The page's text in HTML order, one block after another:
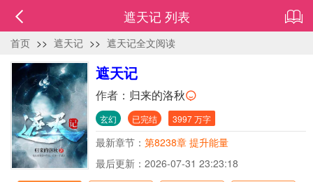
遮天记 列表
首页 >> 遮天记 >> 遮天记全文阅读
遮天记
作者： 归来的洛秋
玄幻 已完结 3997 万字
最新章节： 第8238章 提升能量
最后更新：2026-07-31 23:23:18